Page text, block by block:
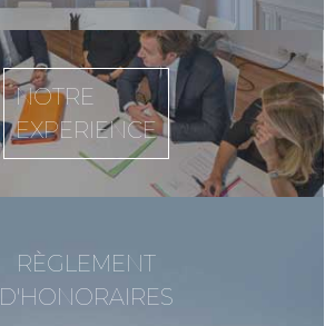
NOTRE
EXPERIENCE
RÈGLEMENT
D'HONORAIRES